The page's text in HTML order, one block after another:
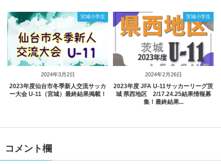
2024年3月2日
宮城小学生
2023年度仙台市冬季新人交流サッカ
ー大会 U-11（宮城）最終結果掲載！
2024年2月26日
茨城小学生
2023年度 JFA U-11サッカーリーグ茨
城 県西地区 2/17.24.25結果情報募
集！最終結果...
コメント欄